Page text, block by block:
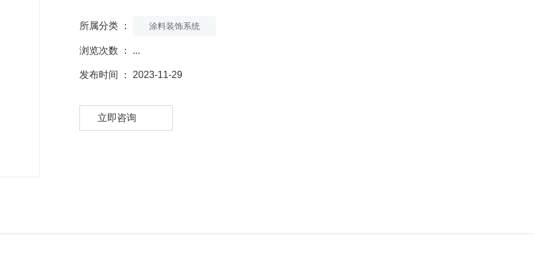
所属分类 ： 涂料装饰系统
浏览次数 ： ...
发布时间 ： 2023-11-29
立即咨询